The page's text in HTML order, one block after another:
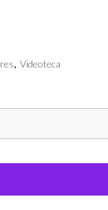
, Videoteca